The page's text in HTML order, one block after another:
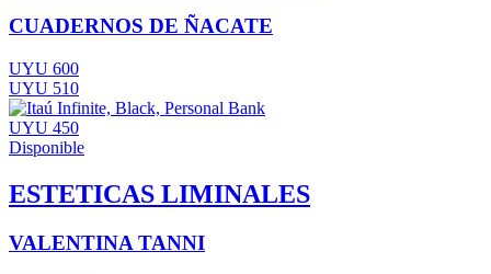
CUADERNOS DE ÑACATE
UYU 600
UYU 510
UYU 450
Disponible
ESTETICAS LIMINALES
VALENTINA TANNI